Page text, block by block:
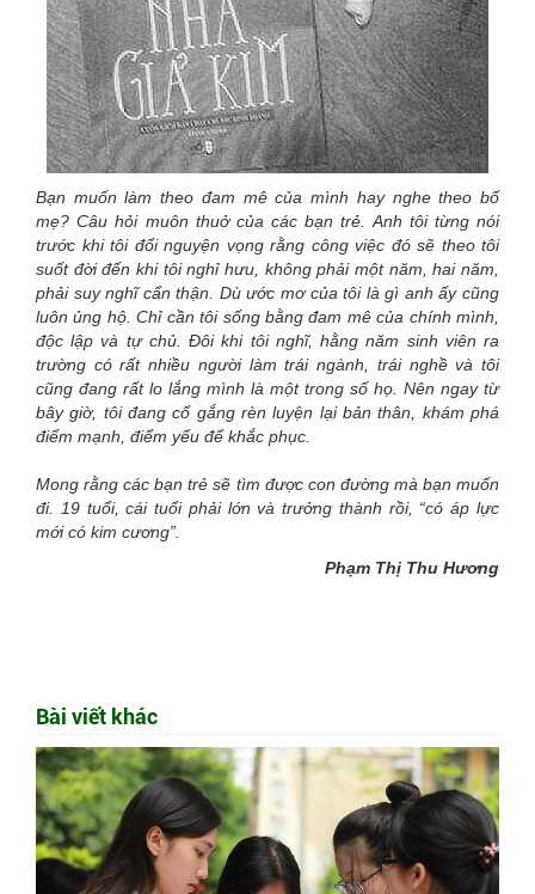
Bạn muốn làm theo đam mê của mình hay nghe theo bố
mẹ? Câu hỏi muôn thuở của các bạn trẻ. Anh tôi từng nói
trước khi tôi đổi nguyện vọng rằng công việc đó sẽ theo tôi
suốt đời đến khi tôi nghỉ hưu, không phải một năm, hai năm,
phải suy nghĩ cẩn thận. Dù ước mơ của tôi là gì anh ấy cũng
luôn ủng hộ. Chỉ cần tôi sống bằng đam mê của chính mình,
độc lập và tự chủ. Đôi khi tôi nghĩ, hằng năm sinh viên ra
trường có rất nhiều người làm trái ngành, trái nghề và tôi
cũng đang rất lo lắng mình là một trong số họ. Nên ngay từ
bây giờ, tôi đang cố gắng rèn luyện lại bản thân, khám phá
điểm mạnh, điểm yếu để khắc phục.
Mong rằng các bạn trẻ sẽ tìm được con đường mà bạn muốn
đi. 19 tuổi, cái tuổi phải lớn và trưởng thành rồi, “có áp lực
mới có kim cương”.
Phạm Thị Thu Hương
Bài viết khác